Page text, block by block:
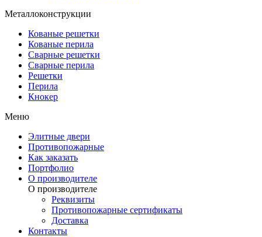
Металлоконструкции
Кованые решетки
Кованые перила
Сварные решетки
Сварные перила
Решетки
Перила
Кнокер
Меню
Элитные двери
Противопожарные
Как заказать
Портфолио
О производителе
О производителе
Реквизиты
Противопожарные сертификаты
Доставка
Контакты